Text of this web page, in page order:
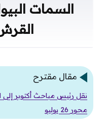
السمات
مقال مقترح
نقل رئيس مباحث أكتوبر
محور 26 يوليو